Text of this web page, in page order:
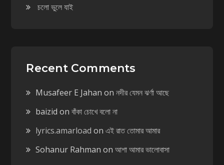
চলো ভুলে যাই
Recent Comments
Musafeer E Jahan onনদীর যেমন ঝর্ণা আছে
baizid onবাঁকা চোখে বলো না
lyrics.amarload onএই রাত তোমার আমার
Sohanur Rahman onআশা আমার ভালোবাসা